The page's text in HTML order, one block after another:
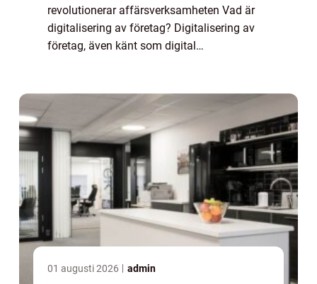
revolutionerar affärsverksamheten Vad är
digitalisering av företag? Digitalisering av
företag, även känt som digital
olika aspe...
01 augusti 2026 admin